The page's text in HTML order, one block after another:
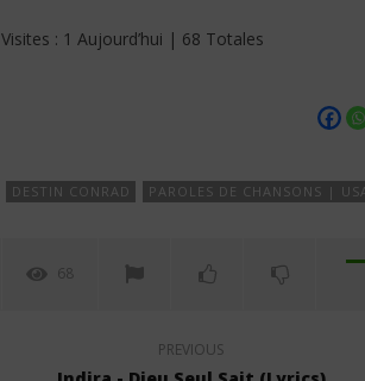
Visites : 1 Aujourd’hui | 68 Totales
DESTIN CONRAD PAROLES DE CHANSONS |
68
PREVIOUS